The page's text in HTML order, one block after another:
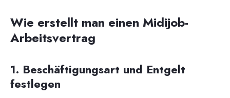
Wie erstellt man einen Midijob-
Arbeitsvertrag
1. Beschäftigungsart und Entgelt
festlegen